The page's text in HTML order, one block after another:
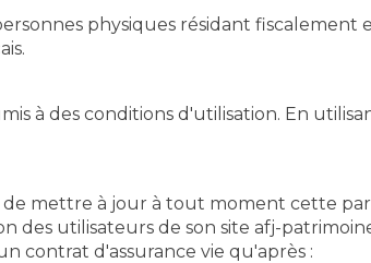
physiques résidant
à des conditions d'utilisation. En
de mettre à jour à tout moment cette
des utilisateurs de son site afj-
contrat d'assurance vie qu'après :